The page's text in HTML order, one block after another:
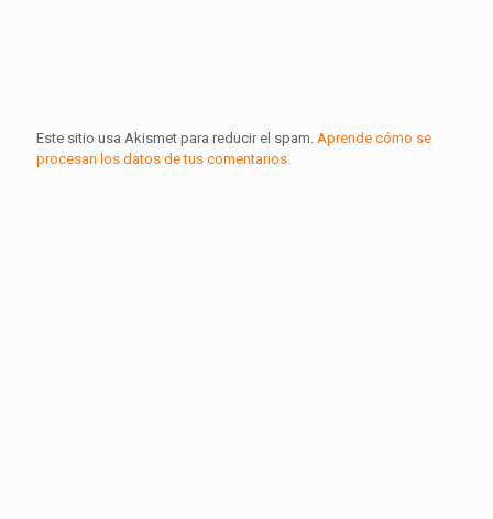
Este sitio usa Akismet para reducir el spam. Aprende cómo se
procesan los datos de tus comentarios.